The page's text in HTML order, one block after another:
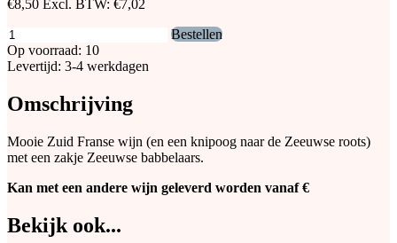
€8,50 Excl. BTW: €7,02
Bestellen
Op voorraad: 10
Levertijd: 3-4 werkdagen
Omschrijving
Mooie Zuid Franse wijn (en een knipoog naar de Zeeuwse roots)
met een zakje Zeeuwse babbelaars.
Kan met een andere wijn geleverd worden vanaf €
Bekijk ook...